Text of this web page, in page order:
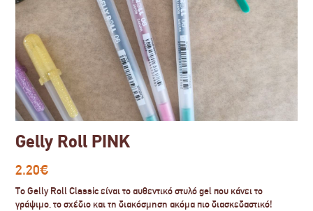
Gelly Roll PINK
2.20€
Το Gelly Roll Classic είναι το αυθεντικό στυλό gel που κάνει το
γράψιμο, το σχέδιο και τη διακόσμηση ακόμα πιο διασκεδαστικό!